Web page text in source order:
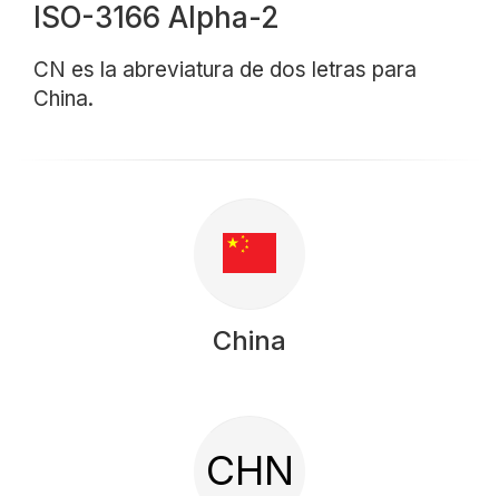
ISO-3166 Alpha-2
CN es la abreviatura de dos letras para
China.
China
CHN